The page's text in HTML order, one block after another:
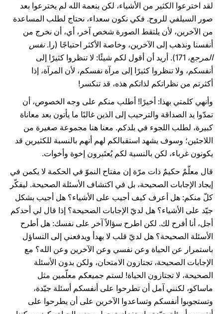
لقد اخترعوا الكثير من الأشياء، لكن بنعمة الله لم يخترعوا بعد
صور السيلفي للروح. فكي نكون سعداء، نحتاج لطلب المساعدة
من الآخرين، لأن يلتقط الصورة شخص آخر، أي، أن نخرج من
أنفسنا ونذهب إلى الآخرين، وخاصة الأكثر احتياجًا (را.نفس
المرجع
، 171). أريد أن أقول لكم شيئًا: لا تنظروا كثيرًا إلى
أنفسكم، ولا تنظروا كثيرًا إلى مرآة نفسكم، لأن المرآة، إذا
أكثرتم من نظراتكم لذاتكم هذه، قد تنكسر!
وأنهي كلمتي بهذا: أخيرًا! أطلب منكم على وجه الخصوص، أن
تمدّوا يد الصداقة والترحيب إلى الذين غالبًا ما يأتون بعد معاناة
كبيرة، لطلب اللجوء في بلدكم. معنا هنا مجموعة صغيرة من
اللاجئين؛ وسوف يشهد استقبالكم لهم أنهم بالنسبة للكثيرين قد
يكونون غرباء، لكن بالنسبة لكم يُعتَبرون إخوة وأخوات.
قال معلّمٌ حكيمٌ ذات مرّة إن مفتاح النموّ في الحكمة لا يكمن في
إيجاد الإجابات الصحيحة، بل في اكتشاف الأسئلة الصحيحة. ليفكّر
كلّ منكم: هل أعرف كيف أجيب على الأشياء؟ هل أجيب بشكل
جيّد على الأشياء؟ هل لديّ الإجابات الصحيحة؟ إذا قال لي أحدكم
أجل، أنا أفرح لك. لكن اطرح سؤالاً آخر على نفسك: هل أطرح
الأسئلة الصحيحة؟ هل لديّ قلب لا يهدأ ويدفعني إلى التساؤل
باستمرار عن الحياة وعن نفسي وعن الآخرين وعن الله؟ مع
الإجابات الصحيحة، تجتازون الامتحان، ولكن بدون الأسئلة
الصحيحة، لا تجتازون الحياة! لستم جميعكم معلّمين مثل
ماساكو، لكنني آمل أن تطرحوا على أنفسكم أسئلة جيّدة،
وتستجوبوا أنفسكم وتساعدوا الآخرين على أن يطرحوا على